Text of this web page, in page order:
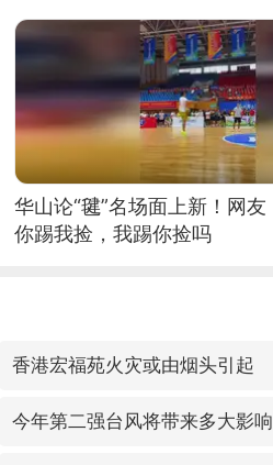
位考级不带古筝的选手。”（
日电讯）
华山论“毽”名场面上新！网
你踢我捡，我踢你捡吗
香港宏福苑火灾或由烟头引起
今年第二强台风将带来多大影响